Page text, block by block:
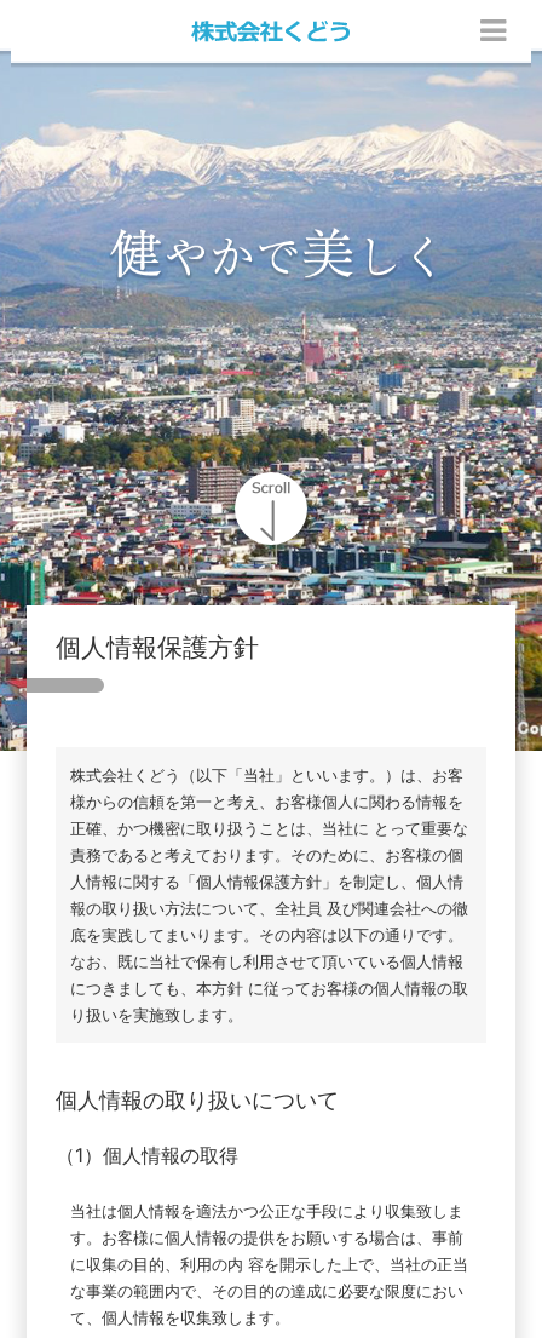
個人情報保護方針
株式会社くどう（以下「当社」といいます。）は、お客
様からの信頼を第一と考え、お客様個人に関わる情報を
正確、かつ機密に取り扱うことは、当社に とって重要な
責務であると考えております。そのために、お客様の個
人情報に関する「個人情報保護方針」を制定し、個人情
報の取り扱い方法について、全社員 及び関連会社への徹
底を実践してまいります。その内容は以下の通りです。
なお、既に当社で保有し利用させて頂いている個人情報
につきましても、本方針 に従ってお客様の個人情報の取
り扱いを実施致します。
個人情報の取り扱いについて
（1）個人情報の取得
当社は個人情報を適法かつ公正な手段により収集致しま
す。お客様に個人情報の提供をお願いする場合は、事前
に収集の目的、利用の内 容を開示した上で、当社の正当
な事業の範囲内で、その目的の達成に必要な限度におい
て、個人情報を収集致します。